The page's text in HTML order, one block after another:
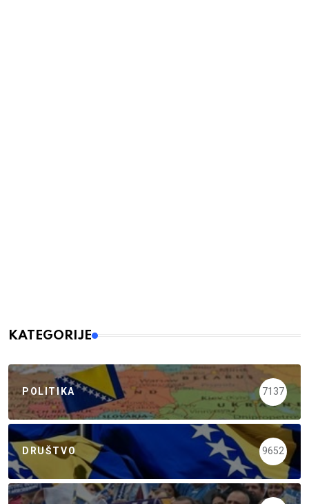
KATEGORIJE
POLITIKA 7137
DRUŠTVO 9652